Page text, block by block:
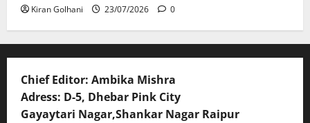
Kiran Golhani 23/07/2026 0
Chief Editor: Ambika Mishra
Adress: D-5, Dhebar Pink City
Gayaytari Nagar,Shankar Nagar Raipur